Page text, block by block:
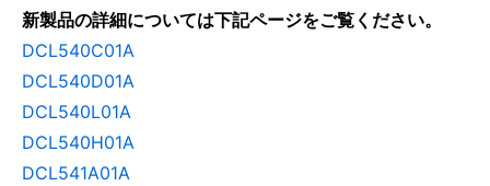
新製品の詳細については下記ページをご覧ください。
DCL540C01A
DCL540D01A
DCL540L01A
DCL540H01A
DCL541A01A